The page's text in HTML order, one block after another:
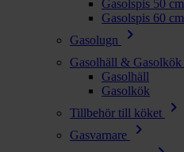
Gasolspis 50 cm
Gasolspis 60 cm
Gasolugn
chevron_right
Gasolhäll & Gasolkök
Gasolhäll
Gasolkök
Tillbehör till köket
chevron_right
Gasvarnare chevron_right